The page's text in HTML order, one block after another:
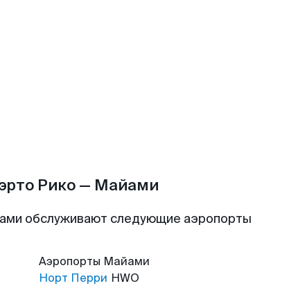
Рико — Майами
обслуживают следующие аэропорты
Аэропорты Майами
Норт Перри HWO